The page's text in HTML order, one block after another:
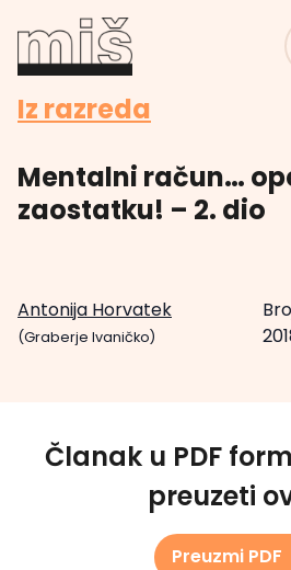
Iz razreda
Mentalni račun…
zaostatku! – 2. dio
Antonija Horvatek
(Graberje Ivaničko)
Članak u PDF
preuzeti
Preuzmi PDF